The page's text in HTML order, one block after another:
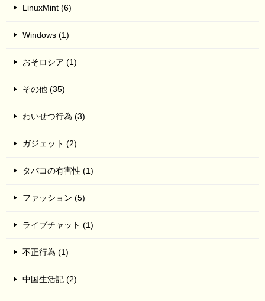
LinuxMint (6)
Windows (1)
おそロシア (1)
その他 (35)
わいせつ行為 (3)
ガジェット (2)
タバコの有害性 (1)
ファッション (5)
ライブチャット (1)
不正行為 (1)
中国生活記 (2)